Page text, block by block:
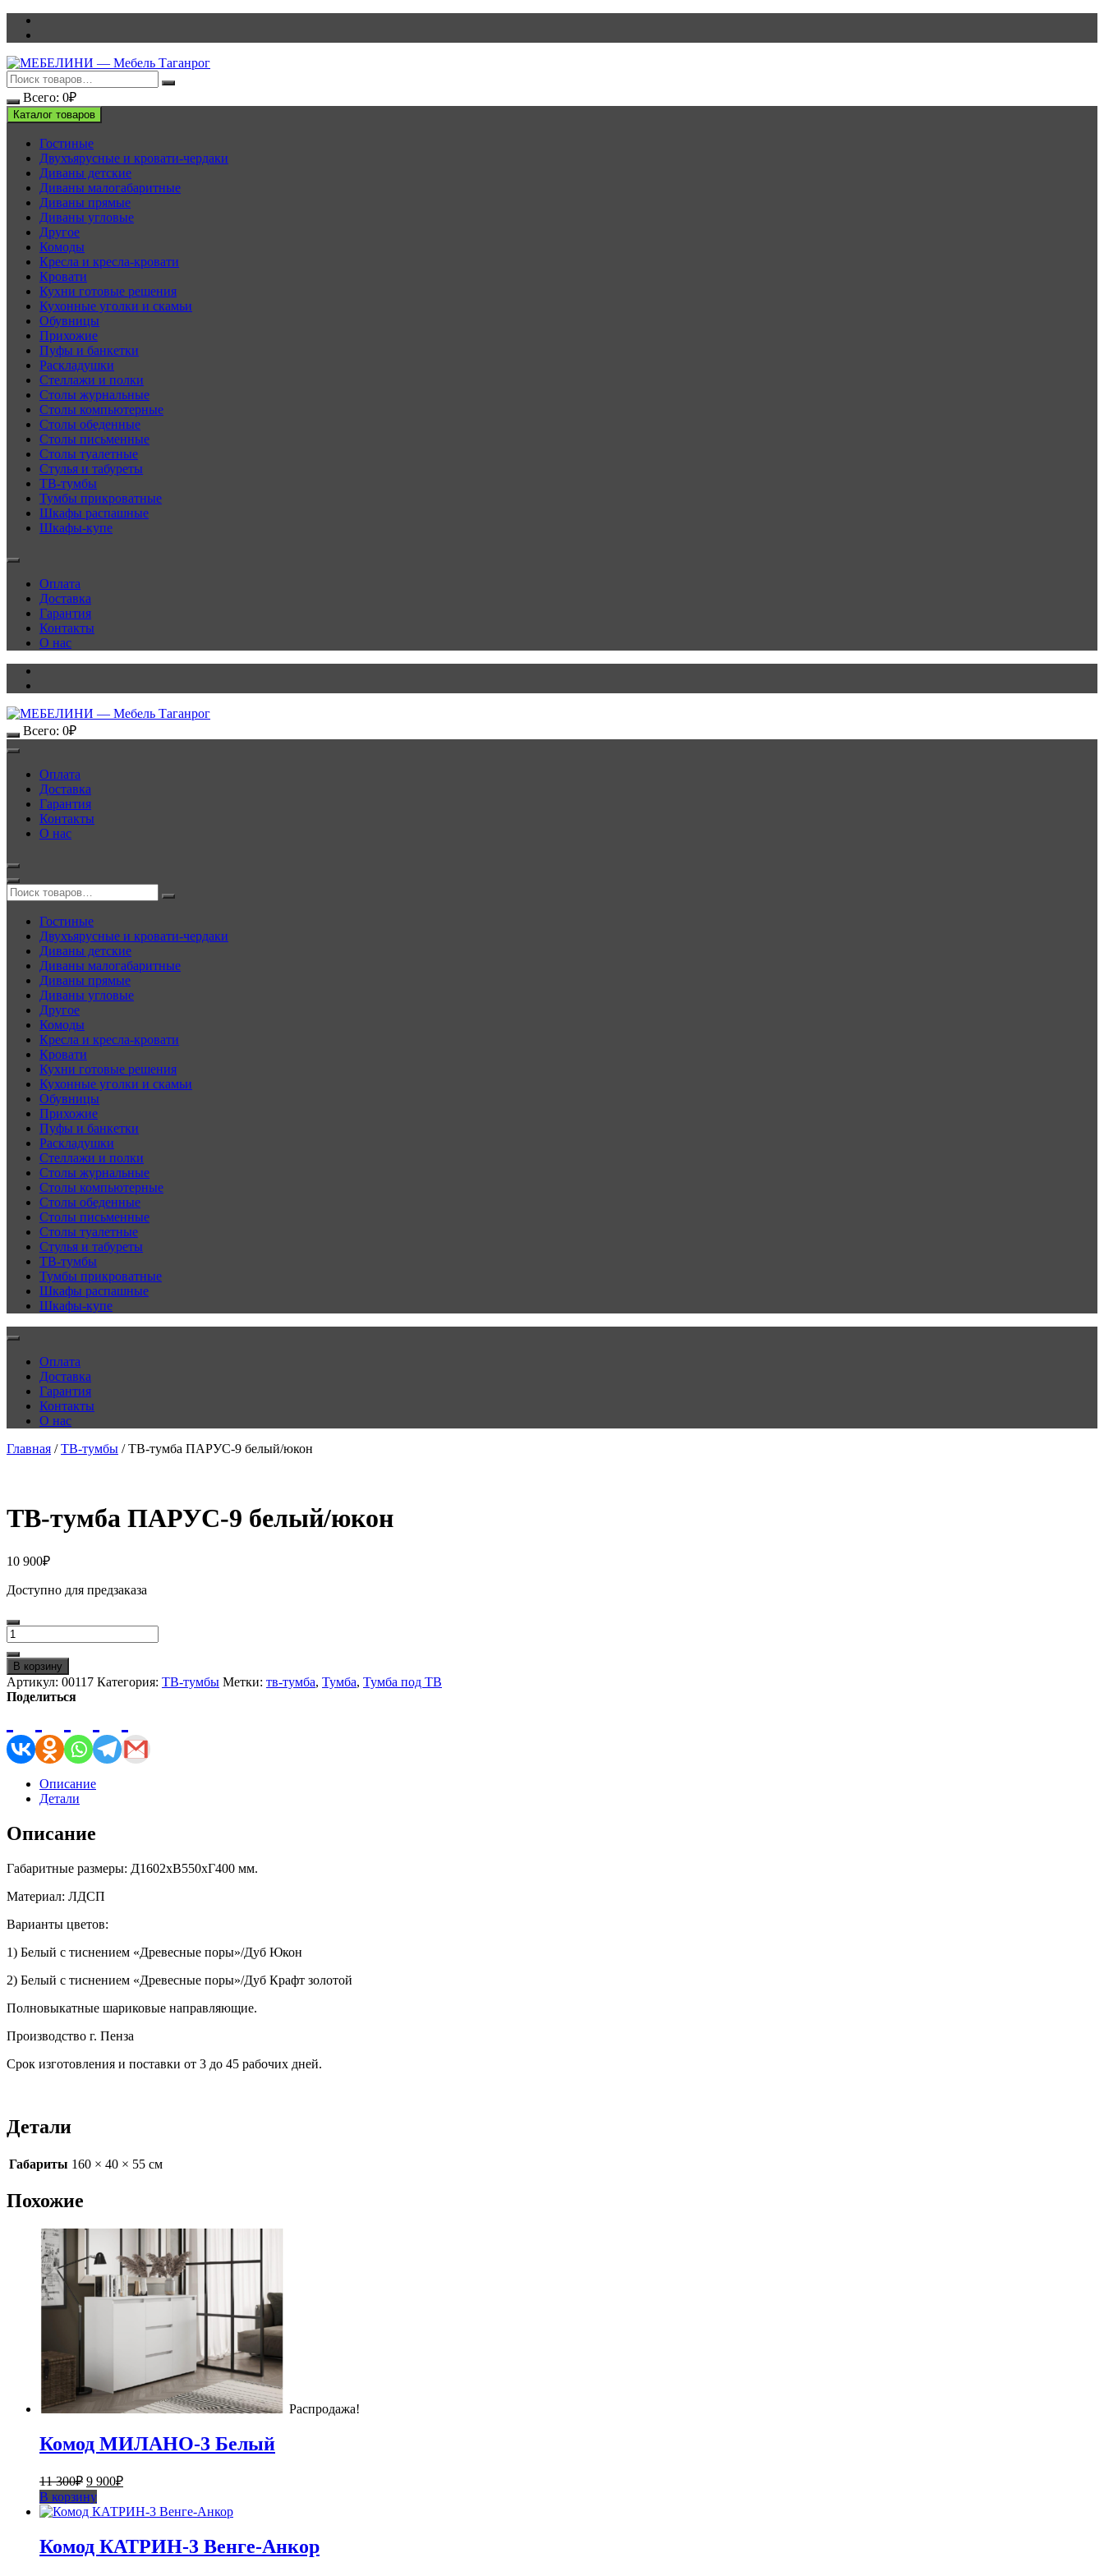
Перейти
Всего: 0₽
Каталог товаров
Гостиные
Двухъярусные и кровати-чердаки
Диваны детские
Диваны малогабаритные
Диваны прямые
Диваны угловые
Другое
Комоды
Кресла и кресла-кровати
Кровати
Кухни готовые решения
Кухонные уголки и скамьи
Обувницы
Прихожие
Пуфы и банкетки
Раскладушки
Стеллажи и полки
Столы журнальные
Столы компьютерные
Столы обеденные
Столы письменные
Столы туалетные
Стулья и табуреты
ТВ-тумбы
Тумбы прикроватные
Шкафы распашные
Шкафы-купе
Оплата
Доставка
Гарантия
Контакты
О нас
Всего: 0₽
Оплата
Доставка
Гарантия
Контакты
О нас
Гостиные
Двухъярусные и кровати-чердаки
Диваны детские
Диваны малогабаритные
Диваны прямые
Диваны угловые
Другое
Комоды
Кресла и кресла-кровати
Кровати
Кухни готовые решения
Кухонные уголки и скамьи
Обувницы
Прихожие
Пуфы и банкетки
Раскладушки
Стеллажи и полки
Столы журнальные
Столы компьютерные
Столы обеденные
Столы письменные
Столы туалетные
Стулья и табуреты
ТВ-тумбы
Тумбы прикроватные
Шкафы распашные
Шкафы-купе
Оплата
Доставка
Гарантия
Контакты
О нас
Главная /ТВ-тумбы / ТВ-тумба ПАРУС-9 белый/юкон
ТВ-тумба ПАРУС-9 белый/юкон
10 900₽
Доступно для предзаказа
Количество
товара
ТВ-
тумба
ПАРУС-9
белый/
В корзину
Артикул: 00117 Категория: ТВ-тумбы Метки: тв-тумба, Тумба, Тумба под ТВ
Поделиться
Описание
Детали
Описание
Габаритные размеры: Д1602хВ550хГ400 мм.
Материал: ЛДСП
Варианты цветов:
1) Белый с тиснением «Древесные поры»/Дуб Юкон
2) Белый с тиснением «Древесные поры»/Дуб Крафт золотой
Полновыкатные шариковые направляющие.
Производство г. Пенза
Срок изготовления и поставки от 3 до 45 рабочих дней.
Детали
Габариты 160 × 40 × 55 см
Похожие
Распродажа!
Комод МИЛАНО-3 Белый
11 300₽ Первоначальная
цена
составляла
11
300₽.
9 900₽Текущая
9
В корзину
Комод КАТРИН-3 Венге-Анкор